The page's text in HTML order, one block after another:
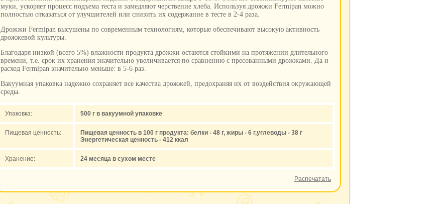
муки, ускоряет процесс подъема теста и замедляют черствение хлеба. Используя дрожжи Fermipan можно
полностью отказаться от улучшителей или снизить их содержание в тесте в 2-4 раза.
Дрожжи Fermipan высушены по современным технологиям, которые обеспечивают высокую активность
дрожжевой культуры.
Благодаря низкой (всего 5%) влажности продукта дрожжи остаются стойкими на протяжении длительного
времени, т.е. срок их хранения значительно увеличивается по сравнению с пресованными дрожжами. Да и
расход Fermipan значительно меньше: в 5-6 раз.
Вакуумная упаковка надежно сохраняет все качества дрожжей, предохраняя их от воздействия окружающей
среды.
Упаковка: 500 г в вакуумной упаковке
Пищевая ценность:
Пищевая ценность в 100 г продукта: белки - 48 г, жиры - 6 г,углеводы - 38 г
Энергетическая ценность - 412 ккал
Хранение: 24 месяца в сухом месте
Распечатать